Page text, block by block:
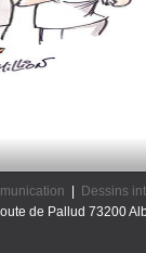
Dessins
de Pallud 73200